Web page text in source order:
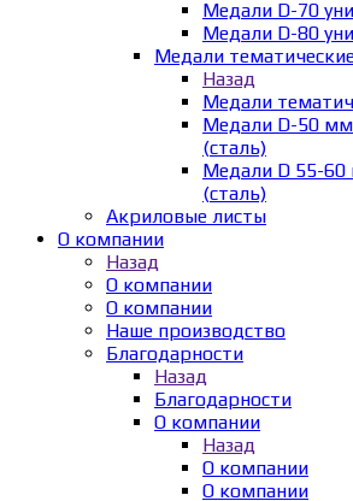
Медали D-70
Медали D-80
Медали
Назад
Медали
Медали D-50 мм
(сталь)
Медали D 55-60
(сталь)
Акриловые листы
О компании
Назад
О компании
О компании
Наше производство
Благодарности
Назад
Благодарности
О компании
Назад
О компании
О компании